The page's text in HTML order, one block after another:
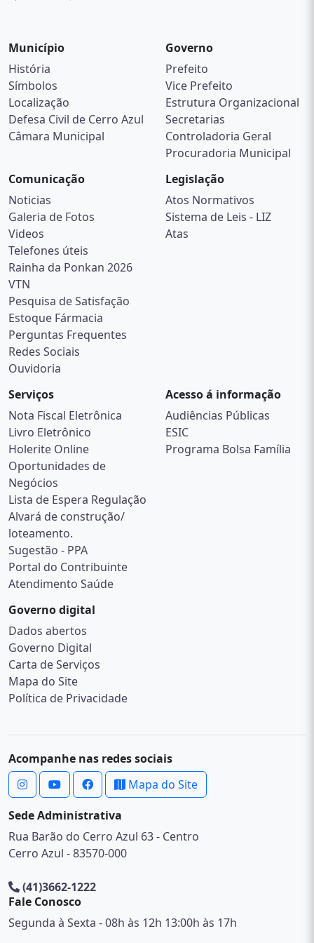
Município
História
Símbolos
Localização
Defesa Civil de Cerro Azul
Câmara Municipal
Governo
Prefeito
Vice Prefeito
Estrutura Organizacional
Secretarias
Controladoria Geral
Procuradoria Municipal
Comunicação
Noticias
Galeria de Fotos
Videos
Telefones úteis
Rainha da Ponkan 2026
VTN
Pesquisa de Satisfação
Estoque Fármacia
Perguntas Frequentes
Redes Sociais
Ouvidoria
Legislação
Atos Normativos
Sistema de Leis - LIZ
Atas
Serviços
Nota Fiscal Eletrônica
Livro Eletrônico
Holerite Online
Oportunidades de
Negócios
Lista de Espera Regulação
Alvará de construção/
loteamento.
Sugestão - PPA
Portal do Contribuinte
Atendimento Saúde
Acesso á informação
Audiências Públicas
ESIC
Programa Bolsa Família
Governo digital
Dados abertos
Governo Digital
Carta de Serviços
Mapa do Site
Política de Privacidade
Acompanhe nas redes sociais
Mapa do Site
Sede Administrativa
Rua Barão do Cerro Azul 63 - Centro
Cerro Azul - 83570-000
(41)3662-1222
Fale Conosco
Segunda à Sexta - 08h às 12h 13:00h às 17h